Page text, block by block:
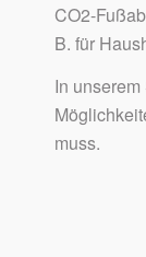
CO2-
B. für
In
muss.